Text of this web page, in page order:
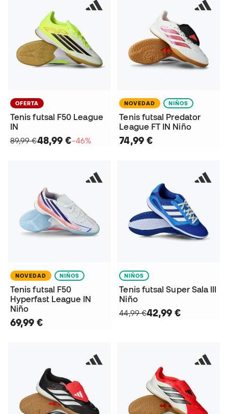
OFERTA
Tenis futsal F50 League
IN
89,99 €48,99 €−46%
NOVEDAD NIÑOS
Tenis futsal Predator
League FT IN Niño
74,99 €
NOVEDAD NIÑOS
Tenis futsal F50
Hyperfast League IN
Niño
69,99 €
NIÑOS
Tenis futsal Super Sala III
Niño
44,99 €42,99 €